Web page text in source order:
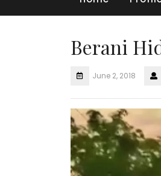
Berani
June 2, 2018